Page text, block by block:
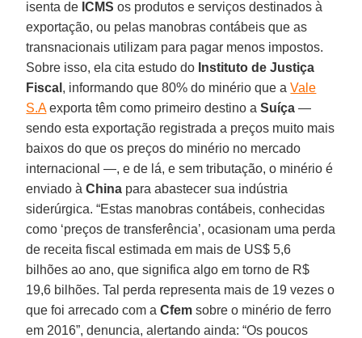
isenta de ICMS os produtos e serviços destinados à
exportação, ou pelas manobras contábeis que as
transnacionais utilizam para pagar menos impostos.
Sobre isso, ela cita estudo do Instituto de Justiça
Fiscal , informando que 80% do minério que aVale
S.Aexporta têm como primeiro destino aSuíça —
sendo esta exportação registrada a preços muito mais
baixos do que os preços do minério no mercado
internacional —, e de lá, e sem tributação, o minério é
enviado àChina para abastecer sua indústria
siderúrgica. “Estas manobras contábeis, conhecidas
como ‘preços de transferência’, ocasionam uma perda
de receita fiscal estimada em mais de US$ 5,6
bilhões ao ano, que significa algo em torno de R$
19,6 bilhões. Tal perda representa mais de 19 vezes o
que foi arrecado com aCfem sobre o minério de ferro
em 2016”, denuncia, alertando ainda: “Os poucos